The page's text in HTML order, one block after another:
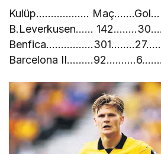
Kulüp……………… Maç…….Gol…
B.Leverkusen……
Benfica…………….301……..27…..
Barcelona